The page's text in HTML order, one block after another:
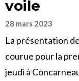
voile
28 mars 2023
La présentation
courue pour la
jeudi à